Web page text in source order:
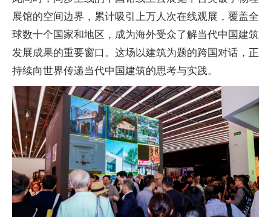
展馆的空间边界，累计吸引上万人次在线观展，覆盖全
球数十个国家和地区，成为海外受众了解当代中国建筑
发展成果的重要窗口。这场以建筑为题的跨国对话，正
持续向世界传递当代中国建筑的思考与实践。